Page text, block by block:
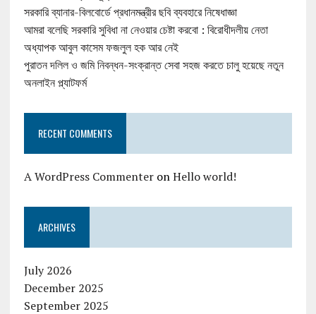
সরকারি ব্যানার-বিলবোর্ডে প্রধানমন্ত্রীর ছবি ব্যবহারে নিষেধাজ্ঞা
আমরা বলেছি সরকারি সুবিধা না নেওয়ার চেষ্টা করবো : বিরোধীদলীয় নেতা
অধ্যাপক আবুল কাসেম ফজলুল হক আর নেই
পুরাতন দলিল ও জমি নিবন্ধন-সংক্রান্ত সেবা সহজ করতে চালু হয়েছে নতুন
অনলাইন প্ল্যাটফর্ম
RECENT COMMENTS
A WordPress CommenteronHello world!
ARCHIVES
July 2026
December 2025
September 2025